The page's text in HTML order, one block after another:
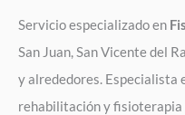
Servicio especializado en
San Juan, San Vicente del
y alrededores. Especialista
rehabilitación y fisioterapia